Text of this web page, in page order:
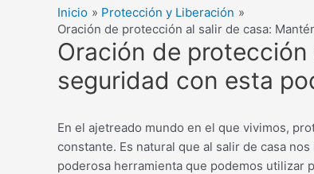
Inicio
Protección y Liberación
Oración de protección al salir de casa:
Oración de
seguridad con esta
En el ajetreado mundo en el que vivimos,
constante. Es natural que al salir de casa
poderosa herramienta que podemos utilizar